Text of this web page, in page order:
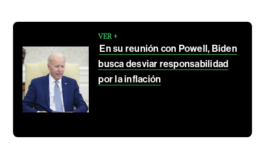
VER +
En su reunión con Powell, Biden
busca desviar responsabilidad
por la inflación